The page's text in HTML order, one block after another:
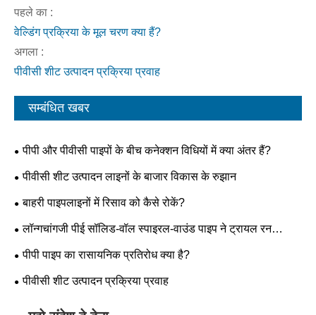
पहले का :
वेल्डिंग प्रक्रिया के मूल चरण क्या हैं?
अगला :
पीवीसी शीट उत्पादन प्रक्रिया प्रवाह
सम्बंधित खबर
पीपी और पीवीसी पाइपों के बीच कनेक्शन विधियों में क्या अंतर हैं?
पीवीसी शीट उत्पादन लाइनों के बाजार विकास के रुझान
बाहरी पाइपलाइनों में रिसाव को कैसे रोकें?
लॉन्गचांगजी पीई सॉलिड-वॉल स्पाइरल-वाउंड पाइप ने ट्रायल रन
सफलतापूर्वक पूरा किया!!!
पीपी पाइप का रासायनिक प्रतिरोध क्या है?
पीवीसी शीट उत्पादन प्रक्रिया प्रवाह